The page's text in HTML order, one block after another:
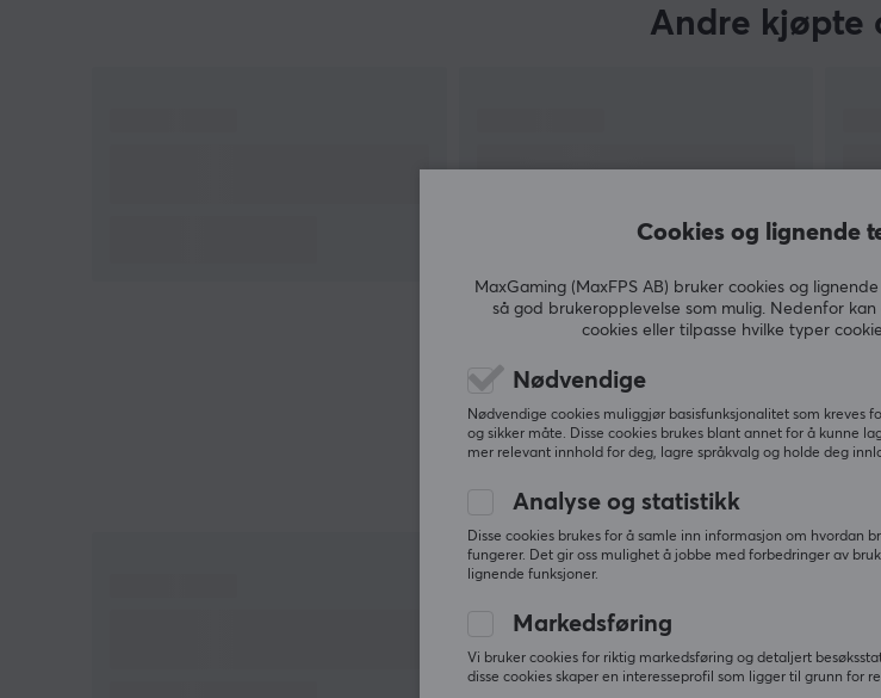
Andre kjøpte
VIS MER
Andre så
Cookies og lignende
MaxGaming (MaxFPS AB) bruker cookies og
så god brukeropplevelse som mulig. Nedenfor
cookies eller tilpasse hvilke typer
Nødvendige
Nødvendige cookies muliggjør basisfunksjonalitet som kreves
og sikker måte. Disse cookies brukes blant annet for å kunne
mer relevant innhold for deg, lagre språkvalg og holde deg
Analyse og statistikk
Disse cookies brukes for å samle inn informasjon om hvordan
fungerer. Det gir oss mulighet å jobbe med forbedringer av
lignende funksjoner.
Markedsføring
Vi bruker cookies for riktig markedsføring og detaljert
disse cookies skaper en interesseprofil som ligger til grunn for